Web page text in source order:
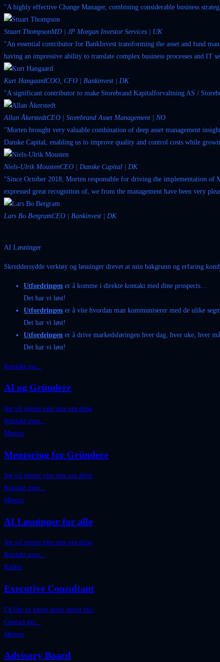
"A highly effective Change Manager, combining considerable business
Stuart ThompsonMD | JP Morgan Investor Services | UK
"An essential contributor for BankInvest transforming the asset and fund
having an impressive ability to translate complex business processes and
Kurt HangaardCOO, CFO | Bankinvest | DK
"A significant contributor to make Storebrand Kapitalforvaltning AS /
Allan ÅkerstedtCEO | Storebrand Asset Management | NO
"Morten brought very valuable combination of deep asset management
Danske Capital, enabling us to improve quality and control costs while
Niels-Ulrik MoustenCEO | Danske Capital | DK
"Since October 2018, Morten responsible for driving the implementation of
expressed great recognition of, we from the management have been very
Lars Bo BergramCEO | Bankinvest | DK
AI Løsninger
Skreddersydde verktøy og løsninger drevet at min bakgrunn og erfaring
Utfordringen er å komme i direkte kontakt med dine prospects…
Det har vi løst!
Utfordringen er å vite hvordan man kommuniserer med de ulike
Det har vi løst!
Utfordringen er å drive markedsføringen hver dag, hver uke, hver
Det har vi løst!
Kontakt oss...
AI og Gründere
Jeg vil gjerne vite mer om dette
Kontakt meg...
Mentor
Mentoring for Gründere
Jeg vil gjerne vite mer om dette
Kontakt meg...
Mentor
AI Løsninger for alle
Jeg vil gjerne vite mer om disse
Kontakt meg...
Rabbit
Executive Consultant
I'd like to know more about this
Contact me...
Mentor
Advisory Board